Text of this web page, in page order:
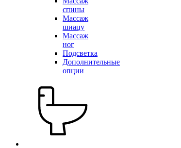
спины
Массаж
шиацу
Массаж
ног
Подсветка
Дополнительные
опции